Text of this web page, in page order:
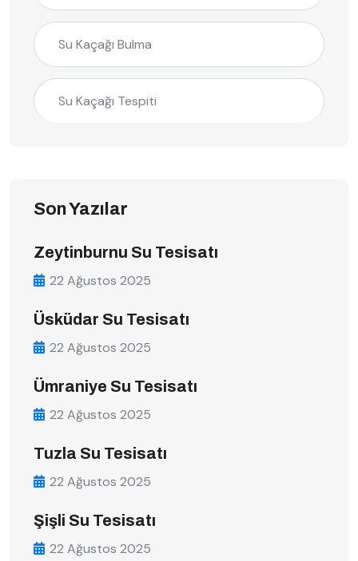
Su Kaçağı Bulma
Su Kaçağı Tespiti
Son Yazılar
Zeytinburnu Su Tesisatı
22 Ağustos 2025
Üsküdar Su Tesisatı
22 Ağustos 2025
Ümraniye Su Tesisatı
22 Ağustos 2025
Tuzla Su Tesisatı
22 Ağustos 2025
Şişli Su Tesisatı
22 Ağustos 2025